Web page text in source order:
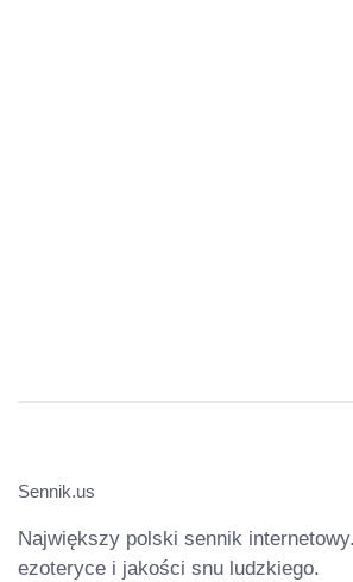
Sennik.us
Największy polski sennik
ezoteryce i jakości snu ludzkiego.